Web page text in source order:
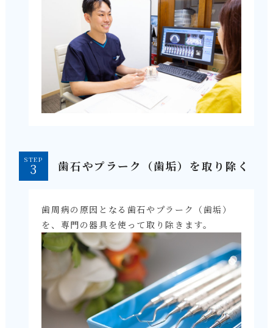
STEP 歯石やプラーク（歯垢）を取り除く
歯周病の原因となる歯石やプラーク（歯垢）
を、専門の器具を使って取り除きます。